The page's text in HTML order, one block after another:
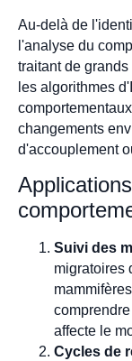
Au-delà de
l'analyse du
traitant de
les algorithmes
changements
d'accouplement
Suivi des
migratoires
affecte le
Cycles de